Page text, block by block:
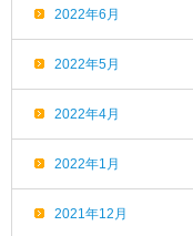
2022年6月
2022年5月
2022年4月
2022年1月
2021年12月